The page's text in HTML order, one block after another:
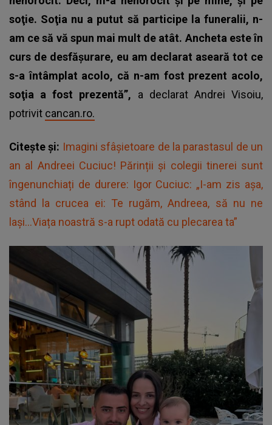
soţie. Soţia nu a putut să participe la funeralii, n-
am ce să vă spun mai mult de atât. Ancheta este în
curs de desfăşurare, eu am declarat aseară tot ce
s-a întâmplat acolo, că n-am fost prezent acolo,
soţia a fost prezentă”, a declarat Andrei Visoiu,
potrivit cancan.ro.
Citește și: Imagini sfâșietoare de la parastasul de un
an al Andreei Cuciuc! Părinții și colegii tinerei sunt
îngenunchiați de durere: Igor Cuciuc: „I-am zis așa,
stând la crucea ei: Te rugăm, Andreea, să nu ne
lași...Viața noastră s-a rupt odată cu plecarea ta”